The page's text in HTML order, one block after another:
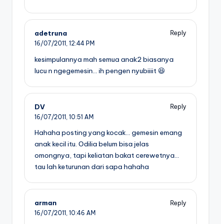
adetruna
Reply
16/07/2011, 12:44 PM
kesimpulannya mah semua anak2 biasanya
lucu n ngegemesin… ih pengen nyubiiiit 😆
DV
Reply
16/07/2011, 10:51 AM
Hahaha posting yang kocak… gemesin emang
anak kecil itu. Odilia belum bisa jelas
omongnya, tapi keliatan bakat cerewetnya…
tau lah keturunan dari sapa hahaha
arman
Reply
16/07/2011, 10:46 AM